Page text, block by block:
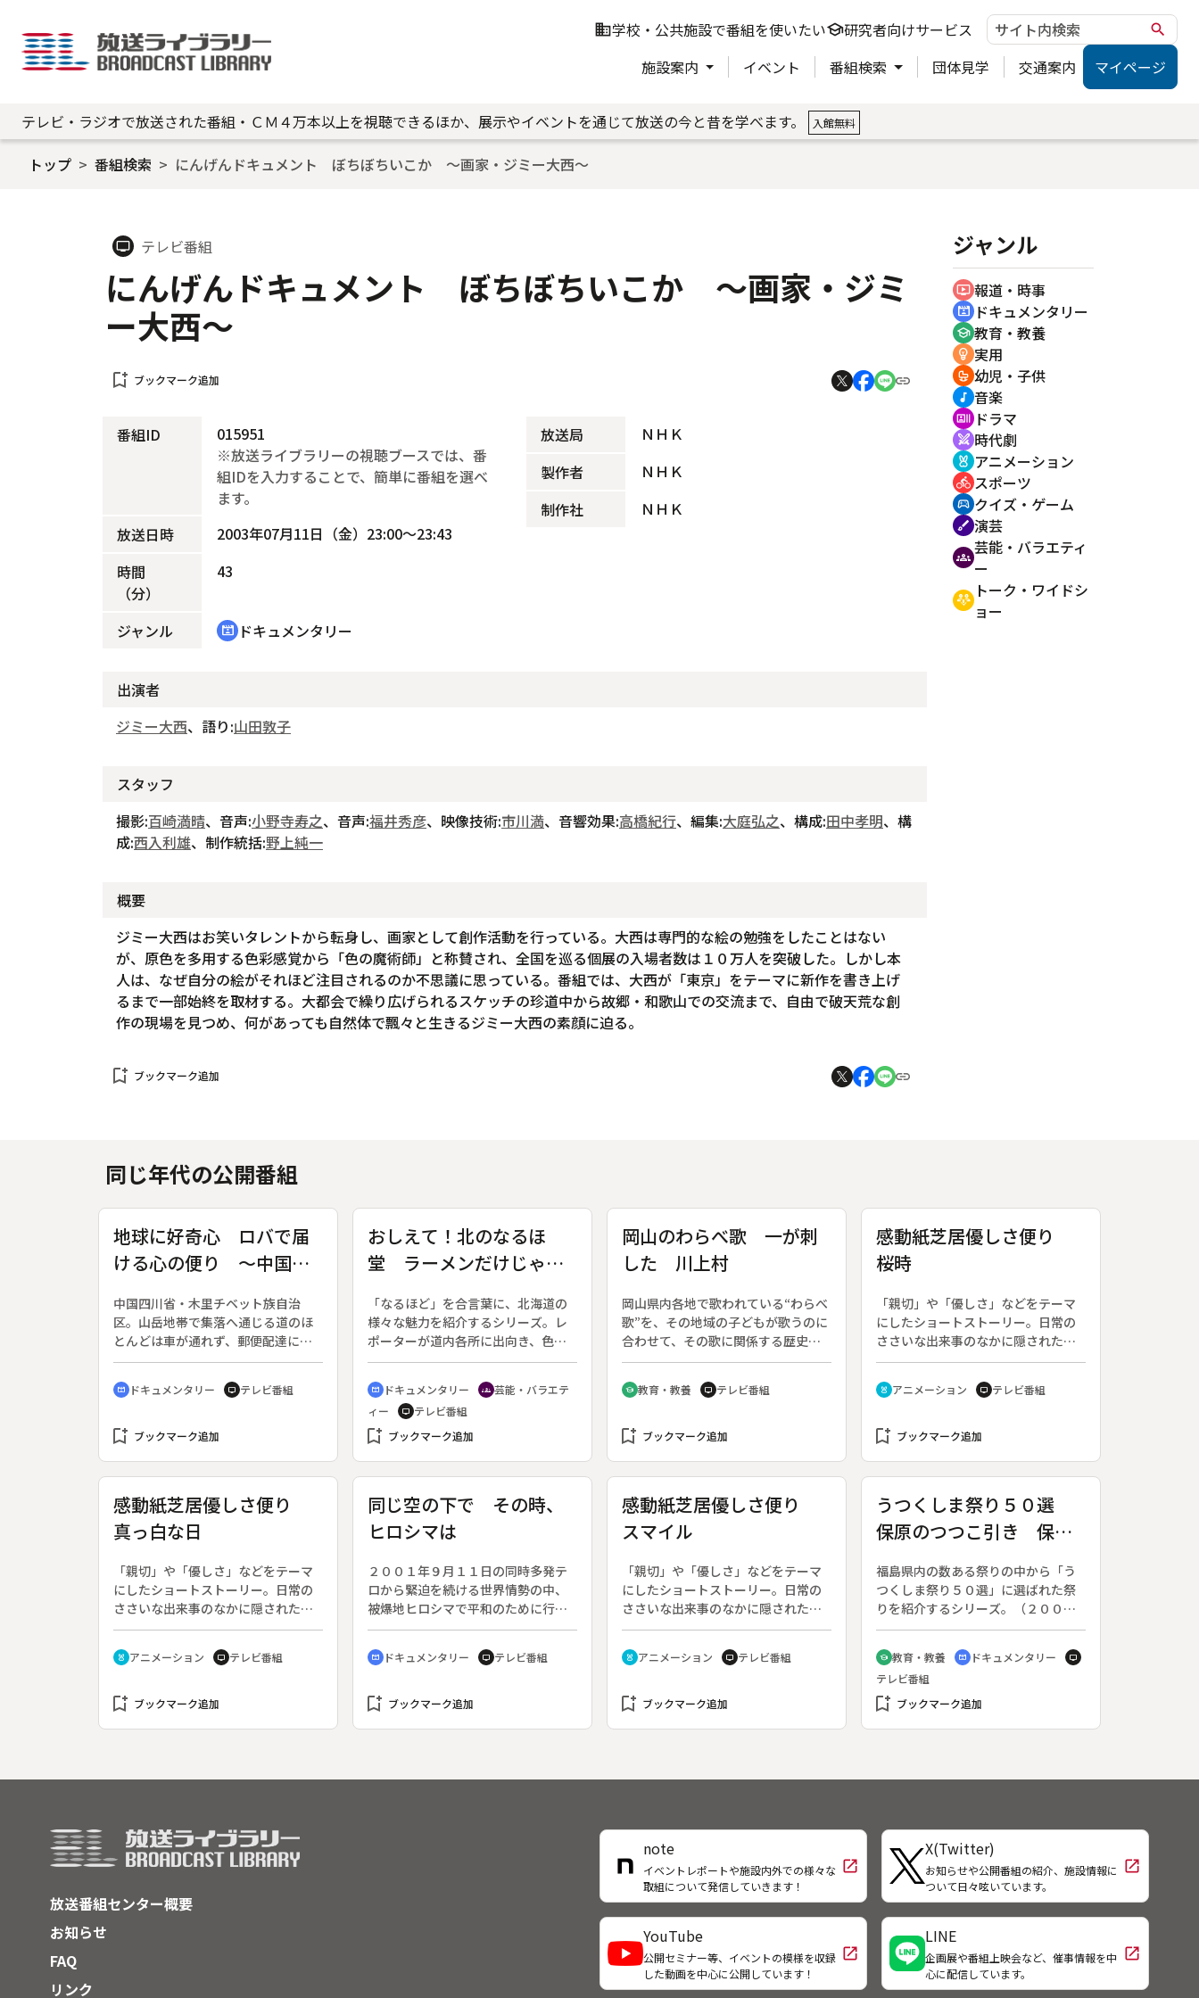
business学校・公共施設で番組を使いたいschool研究者向けサービス search
施設案内 イベント 番組検索 団体見学 交通案内 マイページ
テレビ・ラジオで放送された番組・ＣＭ４万本以上を視聴できるほか、展示やイベントを通じて放送の今と昔を学べます。 入館無料
トップ 番組検索 にんげんドキュメント ぼちぼちいこか ～画家・ジミー大西～
tv テレビ番組
にんげんドキュメント ぼちぼちいこか ～画家・ジミ
ー大西～
bookmark_add ブックマーク追加
番組ID
015951
※放送ライブラリーの視聴ブースでは、番
組IDを入力することで、簡単に番組を選べ
ます。
放送日時
2003年07月11日（金）23:00～23:43
時間
（分）
43
ジャンル cinematic_blur ドキュメンタリー
放送局
ＮＨＫ
製作者
ＮＨＫ
制作社
ＮＨＫ
出演者
ジミー大西、語り:山田敦子
スタッフ
撮影:百崎満晴、音声:小野寺寿之、音声:福井秀彦、映像技術:市川満、音響効果:高橋紀行、編集:大庭弘之、構成:田中孝明、構
成:西入利雄、制作統括:野上純一
概要
ジミー大西はお笑いタレントから転身し、画家として創作活動を行っている。大西は専門的な絵の勉強をしたことはない
が、原色を多用する色彩感覚から「色の魔術師」と称賛され、全国を巡る個展の入場者数は１０万人を突破した。しかし本
人は、なぜ自分の絵がそれほど注目されるのか不思議に思っている。番組では、大西が「東京」をテーマに新作を書き上げ
るまで一部始終を取材する。大都会で繰り広げられるスケッチの珍道中から故郷・和歌山での交流まで、自由で破天荒な創
作の現場を見つめ、何があっても自然体で飄々と生きるジミー大西の素顔に迫る。
bookmark_add ブックマーク追加
ジャンル
ondemand_video 報道・時事
cinematic_blur ドキュメンタリー
school 教育・教養
emoji_objects 実用
crib 幼児・子供
music_note 音楽
recent_actors ドラマ
swords 時代劇
cruelty_free アニメーション
directions_bike スポーツ
sports_esports クイズ・ゲーム
brush 演芸
groups 芸能・バラエティ
ー
adaptive_audio_mic トーク・ワイドシ
ョー
同じ年代の公開番組
地球に好奇心 ロバで届
ける心の便り ～中国・
中国四川省・木里チベット族自治
区。山岳地帯で集落へ通じる道のほ
とんどは車が通れず、郵便配達には
ロバが使われている。３００キロの
険しい道のりを２週間かけて歩く配
達員・王さんに同行し、配達の様子
cinematic_blur ドキュメンタリー tv テレビ番組
bookmark_add ブックマーク追加
おしえて！北のなるほ
堂 ラーメンだけじゃな
「なるほど」を合言葉に、北海道の
様々な魅力を紹介するシリーズ。レ
ポーターが道内各所に出向き、色々
な雑学や情報を交えながら、土地の
「人・モノ・自然・味覚」を伝え
る。ナビゲーターは明石英一郎アナ
ウンサー。（２００２年１０月６日
～２００５年９月２５日放送）◆北
ん、函館に伝わる秘伝のイカの塩
辛、そして幻の天然塩でむすんだお
「なるほど！」の数々を紹介する。
レポーターは急式裕美。「サンデ
ー！北のなるほ堂」シリーズ。
cinematic_blur ドキュメンタリー groups 芸能・バラエテ
ィー
tv テレビ番組
bookmark_add ブックマーク追加
岡山のわらべ歌 一が刺
した 川上村
岡山県内各地で歌われている“わらべ
歌”を、その地域の子どもが歌うのに
合わせて、その歌に関係する歴史や
風土を紹介する。◆この回は川上村
の「一が刺した」。
school 教育・教養 tv テレビ番組
bookmark_add ブックマーク追加
感動紙芝居優しさ便り
桜時
「親切」や「優しさ」などをテーマ
にしたショートストーリー。日常の
ささいな出来事のなかに隠された、
心打たれる瞬間をつづる。◆この回
は「桜時」。
cruelty_free アニメーション tv テレビ番組
bookmark_add ブックマーク追加
感動紙芝居優しさ便り
真っ白な日
「親切」や「優しさ」などをテーマ
にしたショートストーリー。日常の
ささいな出来事のなかに隠された、
心打たれる瞬間をつづる。◆この回
は「真っ白な日」。
cruelty_free アニメーション tv テレビ番組
bookmark_add ブックマーク追加
同じ空の下で その時、
ヒロシマは
２００１年９月１１日の同時多発テ
ロから緊迫を続ける世界情勢の中、
被爆地ヒロシマで平和のために行動
を始めた人々の活動や思いを通し
て、新しい世界観と平和について考
える。◆テロ以来、アフガン攻撃・
界中で反戦デモが沸き起こった。広
戦歌を作ったストリートミュージシ
cinematic_blur ドキュメンタリー tv テレビ番組
bookmark_add ブックマーク追加
感動紙芝居優しさ便り
スマイル
「親切」や「優しさ」などをテーマ
にしたショートストーリー。日常の
ささいな出来事のなかに隠された、
心打たれる瞬間をつづる。◆この回
は「スマイル」。
cruelty_free アニメーション tv テレビ番組
bookmark_add ブックマーク追加
うつくしま祭り５０選
保原のつつこ引き 保原
福島県内の数ある祭りの中から「う
つくしま祭り５０選」に選ばれた祭
りを紹介するシリーズ。（２００３
年５月１２日～２００４年２月２日
放送、全３０回）◆保原町。雪まじ
りの冷たい風が吹きすさぶ中、若者
たちはまわし一つでつつこを引き合
う。この藁を蚕のマブシに編み込む
school 教育・教養 cinematic_blur ドキュメンタリー tv
テレビ番組
bookmark_add ブックマーク追加
放送番組センター概要
お知らせ
FAQ
リンク
note
イベントレポートや施設内外での様々な
取組について発信していきます！
open_in_new
X(Twitter)
お知らせや公開番組の紹介、施設情報に
ついて日々呟いています。
open_in_new
YouTube
公開セミナー等、イベントの模様を収録
した動画を中心に公開しています！
open_in_new
LINE
企画展や番組上映会など、催事情報を中
心に配信しています。
open_in_new